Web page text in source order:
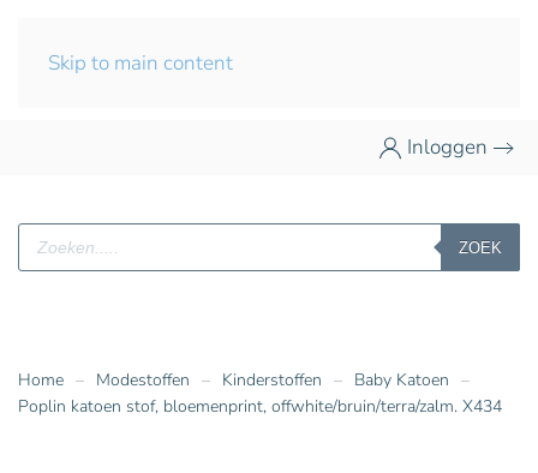
Skip to main content
Inloggen
Producten
zoeken
ZOEK
Home Modestoffen Kinderstoffen
Baby Katoen
Poplin katoen stof, bloemenprint, offwhite/bruin/terra/zalm. X434